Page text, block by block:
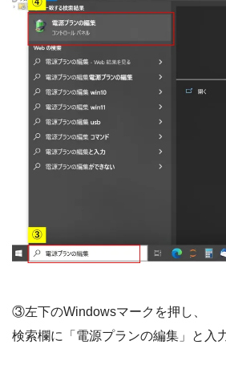
③左下のWindowsマークを押し、
検索欄に「電源プランの編集」と入